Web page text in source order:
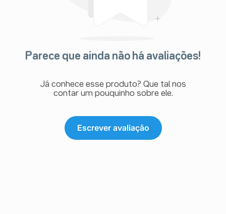
Parece que ainda não há avaliações!
Já conhece esse produto? Que tal nos
contar um pouquinho sobre ele.
Escrever avaliação